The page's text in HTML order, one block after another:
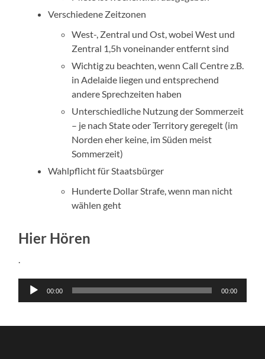
Verschiedene Zeitzonen
West-, Zentral und Ost, wobei West und
Zentral 1,5h voneinander entfernt sind
Wichtig zu beachten, wenn Call Centre z.B.
in Adelaide liegen und entsprechend
andere Sprechzeiten haben
Unterschiedliche Nutzung der Sommerzeit
– je nach State oder Territory geregelt (im
Norden eher keine, im Süden meist
Sommerzeit)
Wahlpflicht für Staatsbürger
Hunderte Dollar Strafe, wenn man nicht
wählen geht
Hier Hören
.
Audio-
00:00 00:00